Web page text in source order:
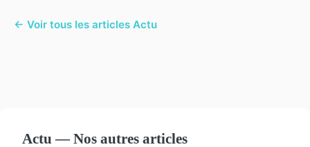
← Voir tous les articles Actu
Actu — Nos autres articles